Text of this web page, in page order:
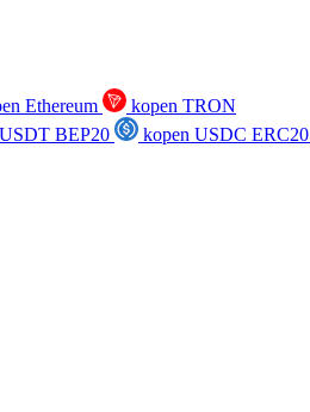
Ethereum
kopen TRON
BEP20
kopen USDC ERC20